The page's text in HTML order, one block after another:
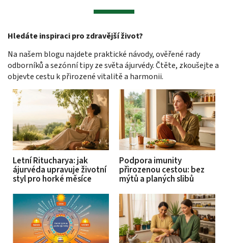
Hledáte inspiraci pro zdravější život?
Na našem blogu najdete praktické návody, ověřené rady
odborníků a sezónní tipy ze světa ájurvédy. Čtěte, zkoušejte a
objevte cestu k přirozené vitalitě a harmonii.
Letní Ritucharya: jak
ájurvéda upravuje životní
styl pro horké měsíce
Podpora imunity
přirozenou cestou: bez
mýtů a planých slibů